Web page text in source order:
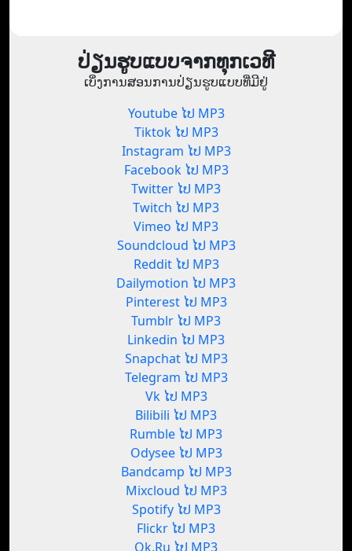
ປ່ຽນຮູບແບບຈາກທຸກເວທີ
ເບິ່ງການສອນການປ່ຽນຮູບແບບທີ່ມີຢູ່
Youtube ໄປ MP3
Tiktok ໄປ MP3
Instagram ໄປ MP3
Facebook ໄປ MP3
Twitter ໄປ MP3
Twitch ໄປ MP3
Vimeo ໄປ MP3
Soundcloud ໄປ MP3
Reddit ໄປ MP3
Dailymotion ໄປ MP3
Pinterest ໄປ MP3
Tumblr ໄປ MP3
Linkedin ໄປ MP3
Snapchat ໄປ MP3
Telegram ໄປ MP3
Vk ໄປ MP3
Bilibili ໄປ MP3
Rumble ໄປ MP3
Odysee ໄປ MP3
Bandcamp ໄປ MP3
Mixcloud ໄປ MP3
Spotify ໄປ MP3
Flickr ໄປ MP3
Ok.Ru ໄປ MP3